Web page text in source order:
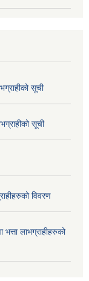
सूची
सूची
विवरण
लाभग्राहीहरुको